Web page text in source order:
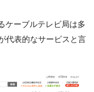
ケーブルテレビ局は多
代表的なサービスと言